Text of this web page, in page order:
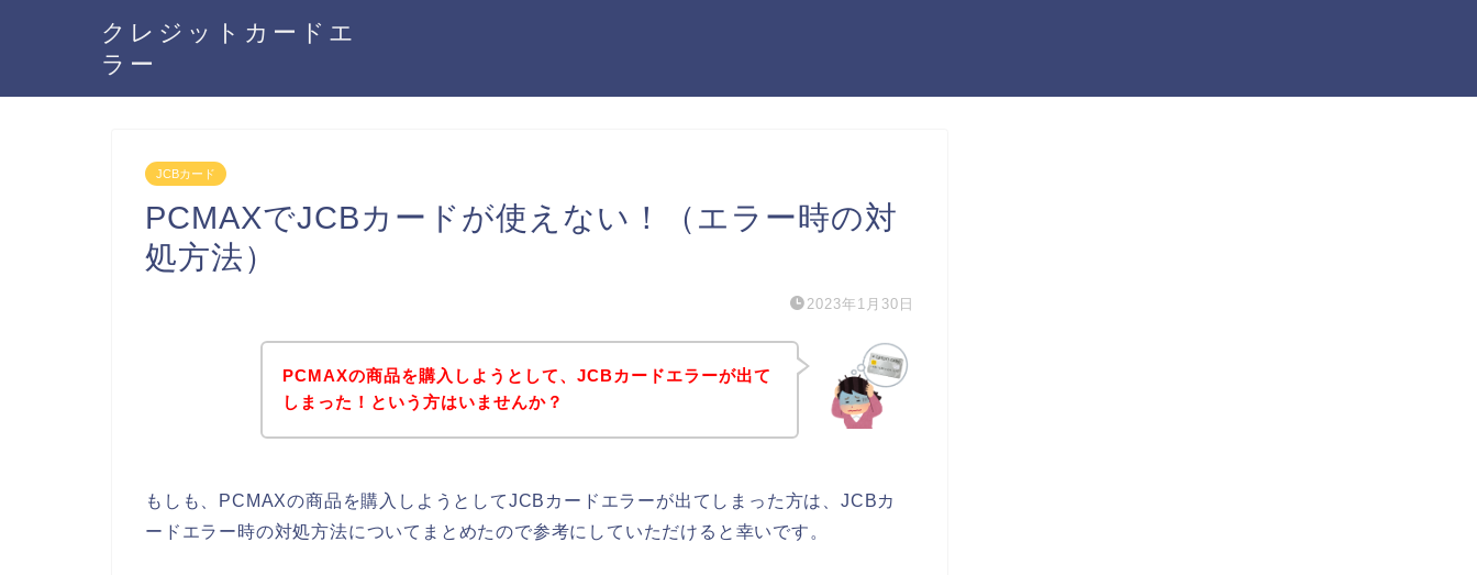
クレジットカードエ
ラー
JCBカード
PCMAXでJCBカードが使えない！（エラー時の対
処方法）
2023年1月30日
PCMAXの商品を購入しようとして、JCBカードエラーが出て
しまった！という方はいませんか？
もしも、PCMAXの商品を購入しようとしてJCBカードエラーが出てしまった方は、JCBカ
ードエラー時の対処方法についてまとめたので参考にしていただけると幸いです。